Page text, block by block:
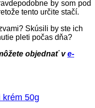
by som pod
tento určite stačí.
Skúsili by ste ich
pleti počas dňa?
objednať ve-
krém 50g